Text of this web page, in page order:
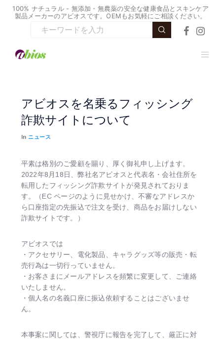
100% ナチュラル - 無添加・無農薬の安全な健康食品とスキンケア
製品メーカーのアビオスです。OEMもお気軽にご相談ください。
アビオスを名乗るフィッシング
詐欺サイトについて
In ニュース
平素は格別のご愛顧を賜り、厚く御礼申し上げます。
2022年8月18日、弊社名アビオスと代表名・会社住所を
転用したフィッシング詐欺サイトが発見されておりま
す。（EC ページのように見せかけ、不審なアドレスか
ら口座指定の先振込で注文を受け、商品をお届けしない
詐欺サイトです。）
アビオスでは
・アクセサリー、電化製品、キャラグッズ等の販売・転
売行為は一切行っていません。
・お客さまにメールアドレスを頻繁に変更して、ご連絡
いたしません。
・個人名の名義口座に振込依頼することはございませ
ん。
本事案に関しては、警視庁に報告を完了して、厳正に対